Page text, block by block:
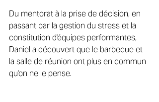
Du mentorat à la prise de décision, en
passant par la gestion du stress et la
constitution d'équipes performantes,
Daniel a découvert que le barbecue et
la salle de réunion ont plus en commun
qu'on ne le pense.